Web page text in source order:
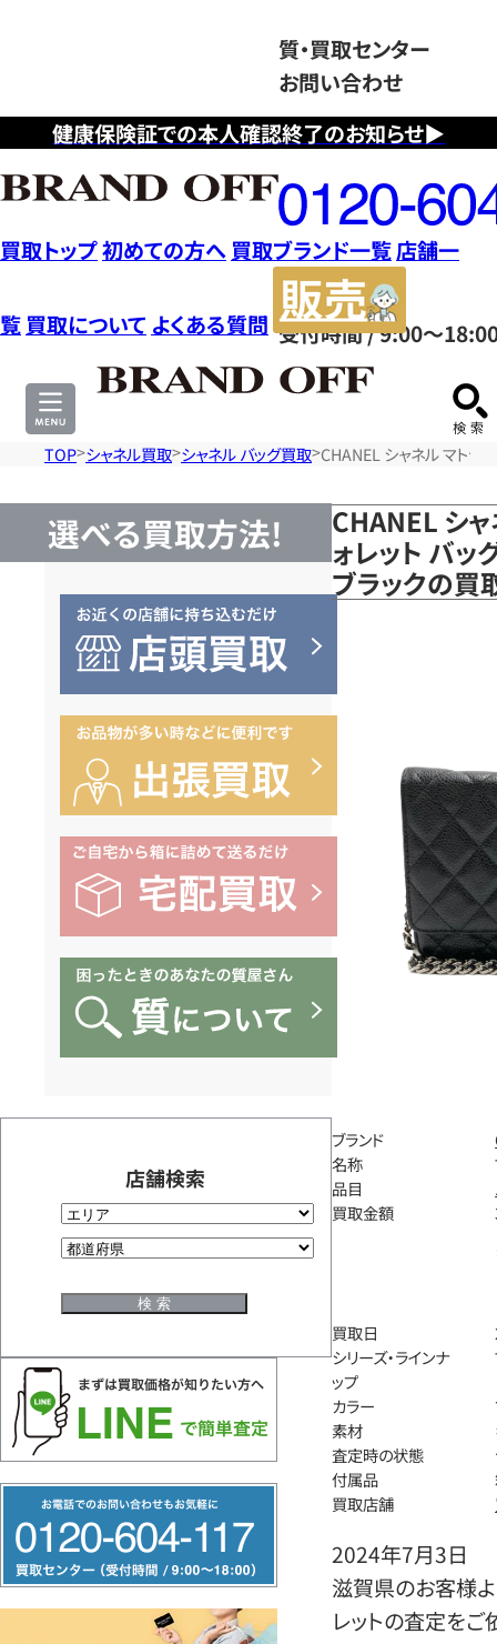
健康保険証での本人確認終了のお知らせ▶
質・買取センター
お問い合わせ
フ
リ
ー
ダ
イ
ヤ
ル
0120604117
受付時間 / 9:00～
買取トップ初めての方へ 買取ブランド一覧店舗一
覧 買取について よくある質問
サ
TOP シャネル買取 シャネル バッグ買取 CHANEL シャネル マトラ
選べる買取方法!
店舗検索
リ
ー
CHANEL シ
ォレット バッ
ブラックの買
ブランド
名称
品目
買取金額
買取日
シリーズ・ラインナ
ップ
カラー
素材
査定時の状態
付属品
買取店舗
2024年7月3日
滋賀県のお客様よ
レットの査定をご